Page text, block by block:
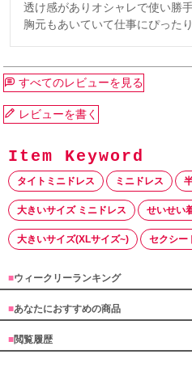
透け感がありオシャレで使い勝
胸元もあいていて仕事にぴったり
すべてのレビューを見る
レビューを書く
タイトミニドレス ミニドレス
大きいサイズ ミニドレス せいせい
大きいサイズ(XLサイズ~) セクシー
■ウィークリーランキング
■あなたにおすすめの商品
■閲覧履歴